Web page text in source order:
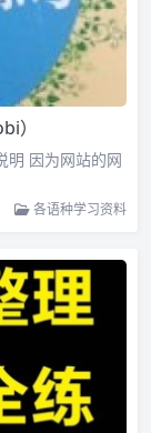
）
明 因为网站的网
各语种学习资料